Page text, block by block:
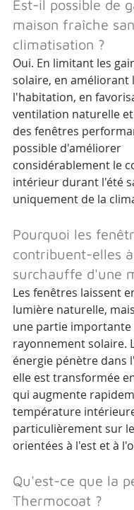
Est-il possible de
maison fraîche
climatisation ?
Oui. En limitant les
solaire, en améliorant
l'habitation, en
ventilation naturelle
des fenêtres
possible d'améliorer
considérablement le
intérieur durant l'été
uniquement de la
Pourquoi les
contribuent-elles
surchauffe d'une
Les fenêtres laissent
lumière naturelle,
une partie importante
rayonnement solaire.
énergie pénètre dans
elle est transformée
qui augmente
température
particulièrement sur
orientées à l'est et à
Qu'est-ce que la
Thermocoat ?